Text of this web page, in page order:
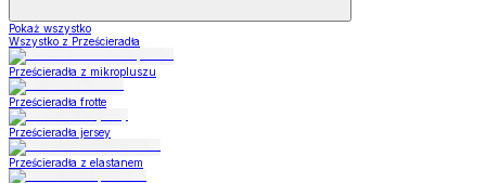
Pokaż wszystko
Wszystko z Prześcieradła
Prześcieradła z mikropluszu
Prześcieradła frotte
Prześcieradła jersey
Prześcieradła z elastanem